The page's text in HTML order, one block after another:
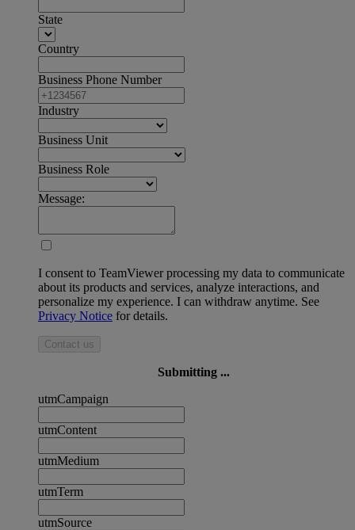
State
Country
Business Phone Number
Industry
Business Unit
Business Role
Message:
I consent to TeamViewer processing my data to communicate
about its products and services, analyze interactions, and
personalize my experience. I can withdraw anytime. See
Privacy Notice for details.
Contact us
Submitting ...
utmCampaign
utmContent
utmMedium
utmTerm
utmSource